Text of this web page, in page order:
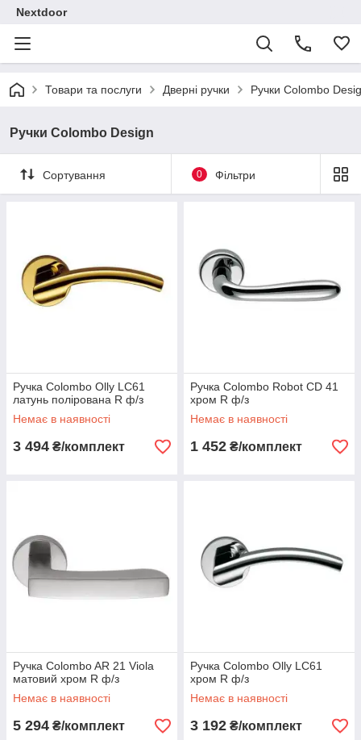
Nextdoor
Товари та послуги Дверні ручки Ручки Colombo
Ручки Colombo Design
Сортування 0 Фільтри
Ручка Colombo Olly LC61
латунь полірована R ф/з
Немає в наявності
3 494 ₴/комплект
Ручка Colombo Robot CD 41
хром R ф/з
Немає в наявності
1 452 ₴/комплект
Ручка Colombo AR 21 Viola
матовий хром R ф/з
Немає в наявності
5 294 ₴/комплект
Ручка Colombo Olly LC61
хром R ф/з
Немає в наявності
3 192 ₴/комплект